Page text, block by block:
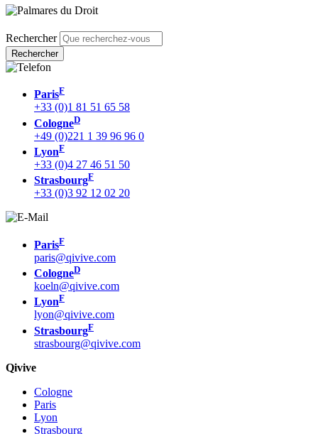
Rechercher
ParisF
+33 (0)1 81 51 65 58
CologneD
+49 (0)221 1 39 96 96 0
LyonF
+33 (0)4 27 46 51 50
StrasbourgF
+33 (0)3 92 12 02 20
ParisF
paris@qivive.com
CologneD
koeln@qivive.com
LyonF
lyon@qivive.com
StrasbourgF
strasbourg@qivive.com
Qivive
Cologne
Paris
Lyon
Strasbourg